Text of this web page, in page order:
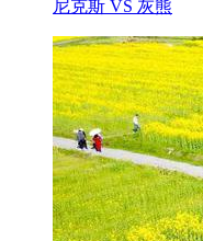
尼克斯 VS 灰熊